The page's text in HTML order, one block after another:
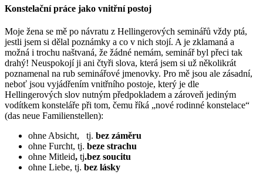
Konstelační práce jako vnitřní postoj
Moje žena se mě po návratu z Hellingerových seminářů vždy ptá,
jestli jsem si dělal poznámky a co v nich stojí. A je zklamaná a
možná i trochu naštvaná, že žádné nemám, seminář byl přeci tak
drahý! Neuspokojí ji ani čtyři slova, která jsem si už několikrát
poznamenal na rub seminářové jmenovky. Pro mě jsou ale zásadní,
neboť jsou vyjádřením vnitřního postoje, který je dle
Hellingerových slov nutným předpokladem a zároveň jediným
vodítkem konsteláře při tom, čemu říká „nové rodinné konstelace“
(das neue Familienstellen):
ohne Absicht, tj. bez záměru
ohne Furcht, tj. beze strachu
ohne Mitleid, tj.bez soucitu
ohne Liebe, tj. bez lásky